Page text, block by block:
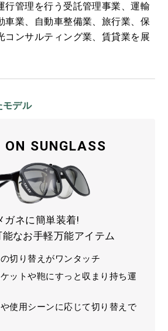
行管理を行う受託管理事業、運輸
車業、自動車整備業、旅行業、保
コンサルティング業、賃貸業を展
モデル
ON SUNGLASS
ガネに簡単装着!
能なお手軽万能アイテム
切り替えがワンタッチ
ットや鞄にすっと収まり持ち運
使用シーンに応じて切り替えで